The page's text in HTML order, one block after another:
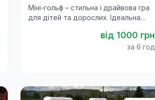
Міні-гольф – стильна і драйвова гра
для дітей та дорослих. Ідеальна
від 1000 грн
за 6 год